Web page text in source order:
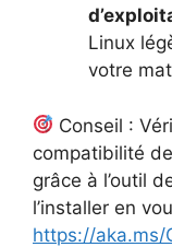
Linux
votre
Conseil :
compatibilité
grâce à l’outil
l’installer en
https://aka.ms/